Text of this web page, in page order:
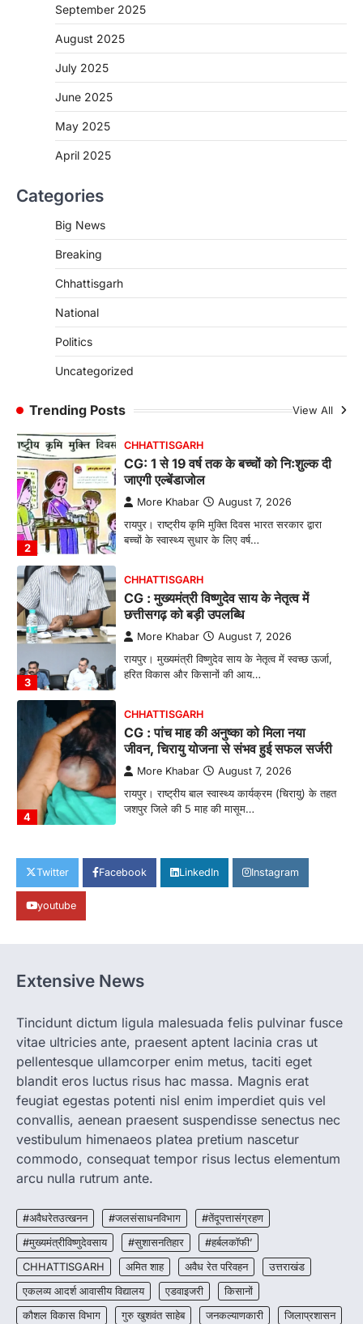
September 2025
August 2025
July 2025
June 2025
May 2025
April 2025
Categories
Big News
Breaking
Chhattisgarh
National
Politics
Uncategorized
Trending Posts View All
हरित विकास और किसानों की आय…
जीवन, चिरायु योजना से संभव हुई सफल सर्जरी
जशपुर जिले की 5 माह की मासूम…
More Khabar August 7, 2026
बच्चों के स्वास्थ्य सुधार के लिए वर्ष…
3
CHHATTISGARH
CG : मुख्यमंत्री विष्णुदेव साय के नेतृत्व में
छत्तीसगढ़ को बड़ी उपलब्धि
More Khabar August 7, 2026
रायपुर। मुख्यमंत्री विष्णुदेव साय के नेतृत्व में स्वच्छ ऊर्जा,
हरित विकास और किसानों की आय…
4
CHHATTISGARH
CG : पांच माह की अनुष्का को मिला नया
जीवन, चिरायु योजना से संभव हुई सफल सर्जरी
More Khabar August 7, 2026
रायपुर। राष्ट्रीय बाल स्वास्थ्य कार्यक्रम (चिरायु) के तहत
जशपुर जिले की 5 माह की मासूम…
1
CHHATTISGARH
CG: छिपली की दीदियों का कमाल, बकरी
पालन से बढ़ी आय और मजबूत हुआ आत्मविश्वास
More Khabar August 7, 2026
रायपुर। ग्रामीण महिलाओं को आर्थिक रूप से सशक्त
बनाने की दिशा में जिले के नगरी…
CG: 1 से 19 वर्ष तक के बच्चों को निःशुल्क दी
जाएगी एल्बेंडाजोल
CHHATTISGARH
छत्तीसगढ़ को बड़ी उपलब्धि
More Khabar August 7, 2026
रायपुर। मुख्यमंत्री विष्णुदेव साय के नेतृत्व में स्वच्छ ऊर्जा,
हरित विकास और किसानों की आय…
4
CHHATTISGARH
CG : पांच माह की अनुष्का को मिला नया
जीवन, चिरायु योजना से संभव हुई सफल सर्जरी
More Khabar
जशपुर जिले की 5 माह की मासूम…
Twitter Facebook LinkedIn Instagram
youtube
Extensive News
Tincidunt dictum ligula malesuada felis pulvinar fusce
vitae ultricies ante, praesent aptent lacinia cras ut
pellentesque ullamcorper enim metus, taciti eget
blandit eros luctus risus hac massa. Magnis erat
feugiat egestas potenti nisl enim imperdiet quis vel
convallis, aenean praesent suspendisse senectus nec
vestibulum himenaeos platea pretium nascetur
commodo, consequat tempor risus lectus elementum
arcu nulla rutrum ante.
#अवैधरेतउत्खनन #जलसंसाधनविभाग
#तेंदूपत्तासंग्रहण
#मुख्यमंत्रीविष्णुदेवसाय
#सुशासनतिहार
#हर्बलकॉफी’
CHHATTISGARH
अमित शाह अवैध रेत परिवहन
उत्तराखंड
एकलव्य आदर्श आवासीय विद्यालय
एडवाइजरी
किसानों
कौशल विकास विभाग
गुरु खुशवंत साहेब जनकल्याणकारी जिलाप्रशासन